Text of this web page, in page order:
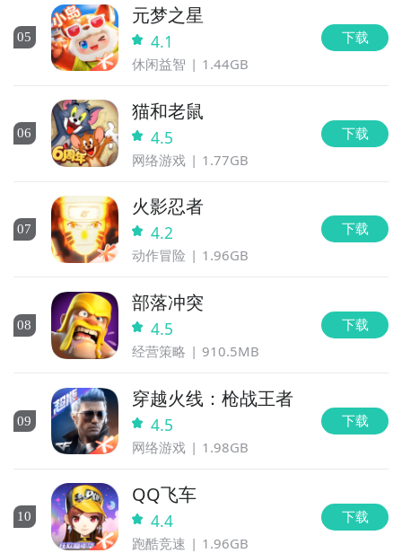
05
元梦之星
4.1
休闲益智 1.44GB
下载
06
猫和老鼠
4.5
网络游戏 1.77GB
下载
07
火影忍者
4.2
动作冒险 1.96GB
下载
08
部落冲突
4.5
经营策略 910.5MB
下载
09
穿越火线：枪战王者
4.5
网络游戏 1.98GB
下载
10
QQ飞车
4.4
跑酷竞速 1.96GB
下载